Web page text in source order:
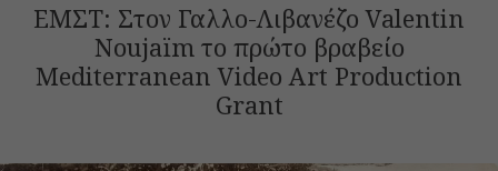
ΕΜΣΤ: Στον Γαλλο-Λιβανέζο Valentin
Noujaïm το πρώτο βραβείο
Mediterranean Video Art Production
Grant